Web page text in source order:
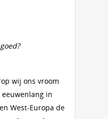
wij ons vroom
in
West-Europa de